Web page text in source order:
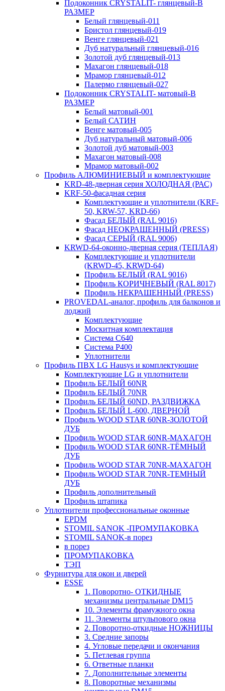
Подоконник CRYSTALIT- глянцевый-В
РАЗМЕР
Белый глянцевый-011
Бристол глянцевый-019
Венге глянцевый-021
Дуб натуральный глянцевый-016
Золотой дуб глянцевый-013
Махагон глянцевый-018
Мрамор глянцевый-012
Палермо глянцевый-027
Подоконник CRYSTALIT- матовый-В
РАЗМЕР
Белый матовый-001
Белый САТИН
Венге матовый-005
Дуб натуральный матовый-006
Золотой дуб матовый-003
Махагон матовый-008
Мрамор матовый-002
Профиль АЛЮМИНИЕВЫЙ и комплектующие
KRD-48-дверная серия ХОЛОДНАЯ (РАС)
KRF-50-фасадная серия
Комплектующие и уплотнители (KRF-
50, KRW-57, KRD-66)
Фасад БЕЛЫЙ (RAL 9016)
Фасад НЕОКРАШЕННЫЙ (PRESS)
Фасад СЕРЫЙ (RAL 9006)
KRWD-64-оконно-дверная серия (ТЕПЛАЯ)
Комплектующие и уплотнители
(KRWD-45, KRWD-64)
Профиль БЕЛЫЙ (RAL 9016)
Профиль КОРИЧНЕВЫЙ (RAL 8017)
Профиль НЕКРАШЕННЫЙ (PRESS)
PROVEDAL-аналог, профиль для балконов и
лоджий
Комплектующие
Москитная комплектация
Система C640
Система P400
Уплотнители
Профиль ПВХ LG Hausys и комплектующие
Комплектующие LG и уплотнители
Профиль БЕЛЫЙ 60NR
Профиль БЕЛЫЙ 70NR
Профиль БЕЛЫЙ 60ND, РАЗДВИЖКА
Профиль БЕЛЫЙ L-600, ДВЕРНОЙ
Профиль WOOD STAR 60NR-ЗОЛОТОЙ
ДУБ
Профиль WOOD STAR 60NR-МАХАГОН
Профиль WOOD STAR 60NR-ТЁМНЫЙ
ДУБ
Профиль WOOD STAR 70NR-МАХАГОН
Профиль WOOD STAR 70NR-ТЕМНЫЙ
ДУБ
Профиль дополнительный
Профиль штапика
Уплотнители профессиональные оконные
EPDM
STOMIL SANOK -ПРОМУПАКОВКА
STOMIL SANOK-в порез
в порез
ПРОМУПАКОВКА
ТЭП
Фурнитура для окон и дверей
ESSE
1. Поворотно- ОТКИДНЫЕ
механизмы центральные DM15
10. Элементы фрамужного окна
11. Элементы штульпового окна
2. Поворотно-откидные НОЖНИЦЫ
3. Средние запоры
4. Угловые передачи и окончания
5. Петлевая группа
6. Ответные планки
7. Дополнительные элементы
8. Поворотные механизмы